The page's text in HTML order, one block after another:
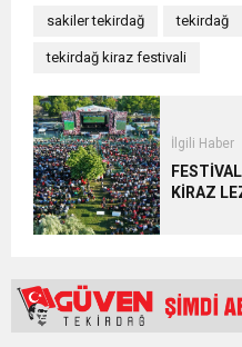
sakiler tekirdağ tekirdağ
tekirdağ kiraz festivali
İlgili Haber
KİRAZ